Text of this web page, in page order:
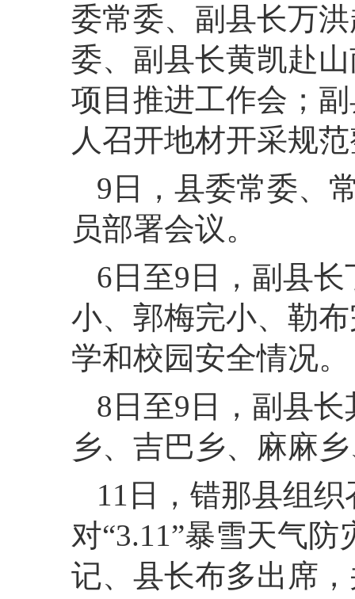
委常委、副县长万
委、副县长黄凯赴
项目推进工作会；
人召开地材开采规
9日， 县委常委、
员部署会议。
6日至9日， 副县长
小、郭梅完小、勒
学和校园安全情况。
8日至9日， 副县长
乡、吉巴乡、麻麻
11 日， 错那县组织
对“3.11”暴雪天气
记、县长布多出席